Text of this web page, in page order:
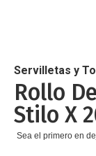
de
la
galería
de
imágenes
Servilletas y
Rollo
Stilo X
Sea el primero en